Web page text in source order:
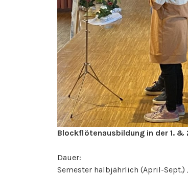
Blockflötenausbildung in der 1. &
Dauer:
Semester halbjährlich (April-Sept.)